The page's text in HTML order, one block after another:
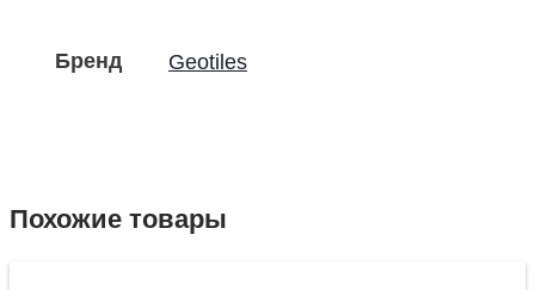
Бренд Geotiles
Похожие товары